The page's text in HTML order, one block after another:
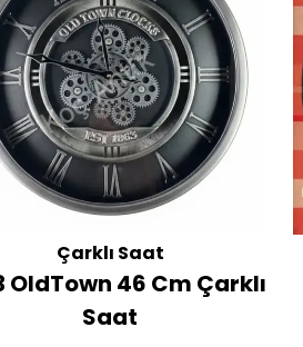
Çarklı Saat
OldTown 46 Cm Çarklı
Saat